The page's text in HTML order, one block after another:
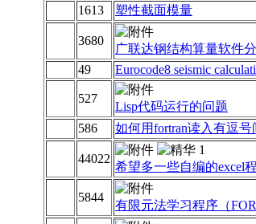
1613 塑性截面模量
3680
广联达钢结构算量软件
49 Eurocode8 seismic
527
Lisp代码运行的问题
586 如何用fortran读入有逗号
44022
希望多一些自编的excel
5844
有限元法学习程序（